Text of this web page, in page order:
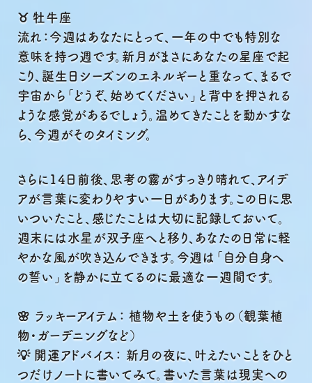
♉ 牡牛座
流れ：今週はあなたにとって、一年の中でも特別な
意味を持つ週です。新月がまさにあなたの星座で起
こり、誕生日シーズンのエネルギーと重なって、まるで
宇宙から「どうぞ、始めてください」と背中を押される
ような感覚があるでしょう。温めてきたことを動かすな
ら、今週がそのタイミング。
さらに14日前後、思考の霧がすっきり晴れて、アイデ
アが言葉に変わりやすい一日があります。この日に思
いついたこと、感じたことは大切に記録しておいて。
週末には水星が双子座へと移り、あなたの日常に軽
やかな風が吹き込んできます。今週は「自分自身へ
の誓い」を静かに立てるのに最適な一週間です。
🌸 ラッキーアイテム： 植物や土を使うもの（観葉植
物・ガーデニングなど）
💡 開運アドバイス： 新月の夜に、叶えたいことをひと
つだけノートに書いてみて。書いた言葉は現実への